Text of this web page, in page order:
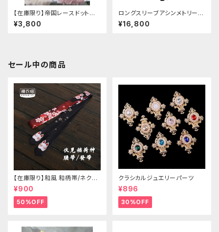
【在庫限り】帝国レースドットワ
ンピース
¥3,800
ロングスリーブアシンメトリーチ
ャイナドレス
¥16,800
セール中の商品
【在庫限り】和風 和柄帯/ネクタ
イ/リボン（狐面/金魚
¥900
50%OFF
クラシカルジュエリーパーツ
¥896
30%OFF